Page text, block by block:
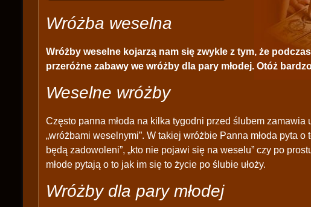
Wróżba weselna
Wróżby weselne kojarzą nam się zwykle z tym, że
przeróżne zabawy we wróżby dla pary młodej. Otóż
Weselne wróżby
Często panna młoda na kilka tygodni przed ślubem zamawia
„wróżbami weselnymi”. W takiej wróżbie Panna młoda pyta o
będą zadowoleni”, „kto nie pojawi się na weselu” czy po
młode pytają o to jak im się to życie po ślubie ułoży.
Wróżby dla pary młodej